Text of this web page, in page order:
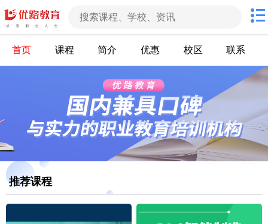
首页 课程 简介 优惠 校区 联系
推荐课程